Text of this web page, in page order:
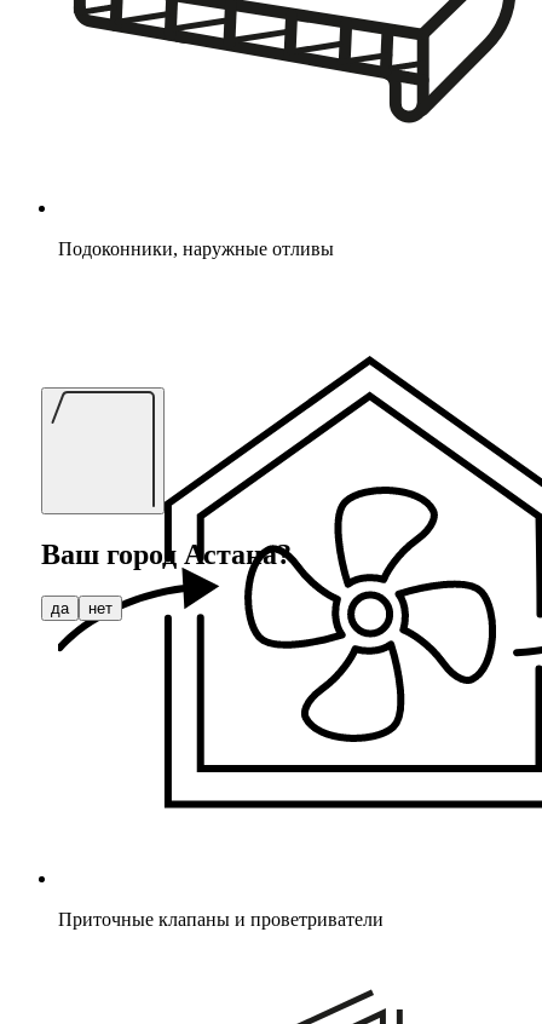
Подоконники, наружные отливы
Приточные клапаны и проветриватели
Ваш город Астана?
да нет